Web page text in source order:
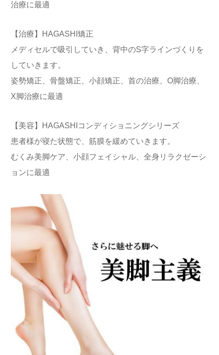
治療に最適
【治療】HAGASHI矯正
メディセルで吸引していき、背中のS字ラインづくりを
していきます。
姿勢矯正、骨盤矯正、小顔矯正、首の治療、O脚治療、
X脚治療に最適
【美容】HAGASHIコンディショニングシリーズ
患者様が寝た状態で、筋膜を緩めていきます。
むくみ美脚ケア、小顔フェイシャル、全身リラクゼーシ
ョンに最適